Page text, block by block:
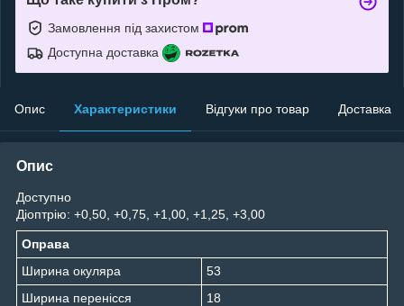
Замовлення під захистом
Доступна доставка
Опис Характеристики Відгуки про товар Доставка
Опис
Доступно
Діоптрію: +0,50, +0,75, +1,00, +1,25, +3,00
Оправа
Ширина окуляра
53
Ширина перенісся
18